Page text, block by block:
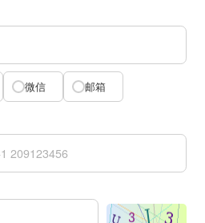
微信 邮箱